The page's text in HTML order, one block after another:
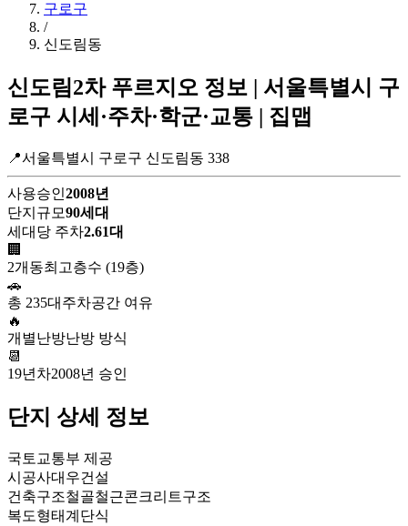
구로구
/
신도림동
신도림2차 푸르지오 정보 | 서울특별시 구
로구 시세·주차·학군·교통 | 집맵
📍서울특별시 구로구 신도림동 338
사용승인2008년
단지규모90세대
세대당 주차2.61대
🏢
2개동최고층수 (19층)
🚗
총 235대 주차공간 여유
🔥
개별난방난방 방식
📆
19년차2008년 승인
단지 상세 정보
국토교통부 제공
시공사대우건설
건축구조철골철근콘크리트구조
복도형태계단식